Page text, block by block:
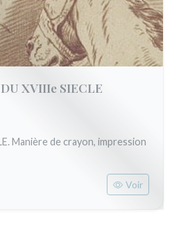
XVIIIe SIECLE
Manière de crayon, impression
Voir